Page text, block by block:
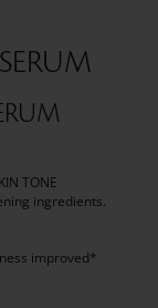
TONE
ingredients.
improved*